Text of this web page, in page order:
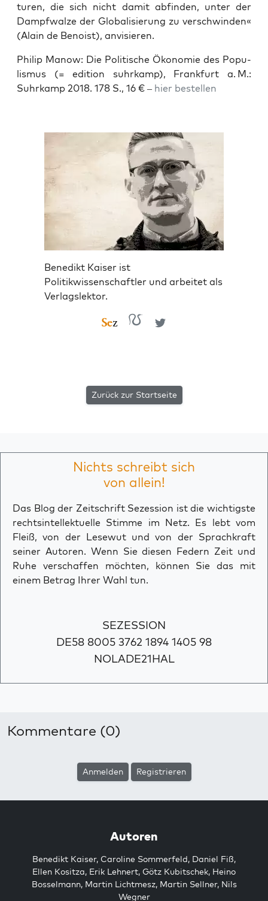
tu­ren, die sich nicht damit abfin­den, unter der
Dampf­wal­ze der Glo­ba­li­sie­rung zu ver­schwin­den«
(Alain de Benoist), anvisieren.
Phil­ip Manow: Die Poli­ti­sche Öko­no­mie des Popu­
lis­mus (= edi­ti­on suhr­kamp), Frank­furt a. M.:
Suhr­kamp 2018. 178 S., 16 € – hier bestel­len
Benedikt Kaiser ist
Politikwissenschaftler und arbeitet als
Verlagslektor.
Zurück zur Startseite
Nichts schreibt sich
von allein!
Das Blog der Zeitschrift Sezession ist die wichtigste
rechtsintellektuelle Stimme im Netz. Es lebt vom
Fleiß, von der Lesewut und von der Sprachkraft
seiner Autoren. Wenn Sie diesen Federn Zeit und
Ruhe verschaffen möchten, können Sie das mit
einem Betrag Ihrer Wahl tun.
SEZESSION
DE58 8005 3762 1894 1405 98
NOLADE21HAL
Kommentare (0)
Anmelden Registrieren
Autoren
Benedikt Kaiser, Caroline Sommerfeld, Daniel Fiß,
Ellen Kositza, Erik Lehnert, Götz Kubitschek, Heino
Bosselmann, Martin Lichtmesz, Martin Sellner, Nils
Wegner